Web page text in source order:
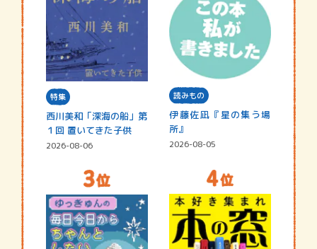
特集
西川美和「深海の船」第
１回 置いてきた子供
2026-08-06
読みもの
伊藤佐凪『星の集う場
所』
2026-08-05